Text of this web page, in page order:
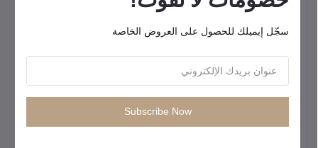
مع دعم HONOR SuperCharge بقوة 35 واط، مما يسمح بشحن
البطارية من 0 إلى 18% في 10 دقائق فقط. توفر هذه البطارية ما يصل
إلى 63.7 ساعة من الموسيقى، و14.3 ساعة من تشغيل مقاطع الفيديو
القصيرة، و13.9 ساعة في وضع الاستعداد مع نسبة شحن 2% في وضع
سجّل إيميلك للحصول على العروض الخاصة
Subscribe Now